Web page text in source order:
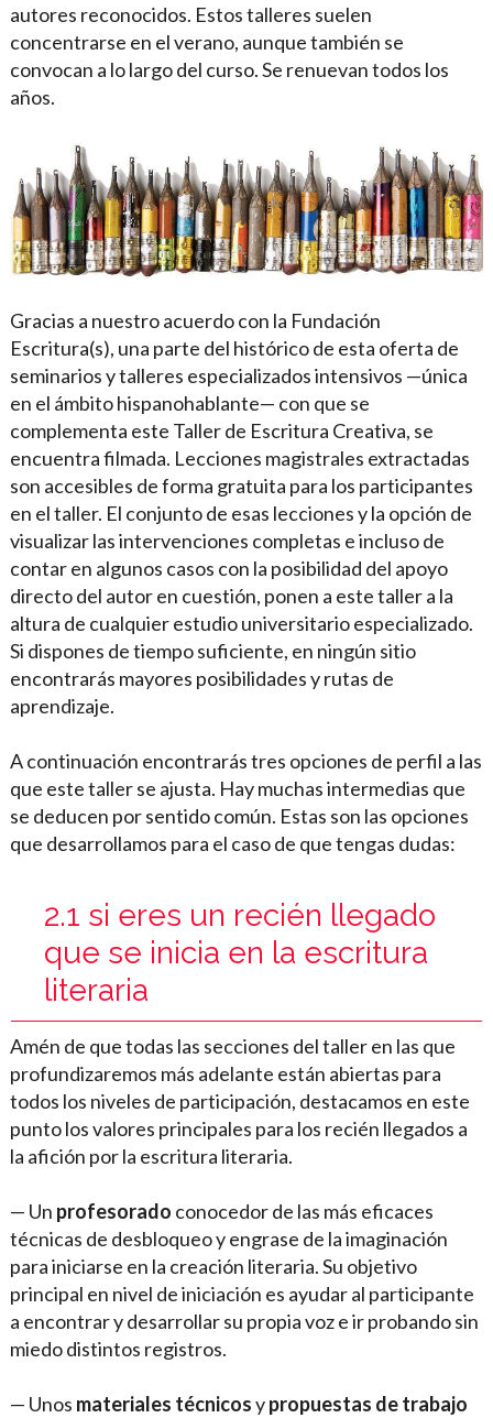
autores reconocidos. Estos talleres suelen
concentrarse en el verano, aunque también se
convocan a lo largo del curso. Se renuevan todos los
años.
Gracias a nuestro acuerdo con la Fundación
Escritura(s), una parte del histórico de esta oferta de
seminarios y talleres especializados intensivos —única
en el ámbito hispanohablante— con que se
complementa este Taller de Escritura Creativa, se
encuentra filmada. Lecciones magistrales extractadas
son accesibles de forma gratuita para los participantes
en el taller. El conjunto de esas lecciones y la opción de
visualizar las intervenciones completas e incluso de
contar en algunos casos con la posibilidad del apoyo
directo del autor en cuestión, ponen a este taller a la
altura de cualquier estudio universitario especializado.
Si dispones de tiempo suficiente, en ningún sitio
encontrarás mayores posibilidades y rutas de
aprendizaje.
A continuación encontrarás tres opciones de perfil a las
que este taller se ajusta. Hay muchas intermedias que
se deducen por sentido común. Estas son las opciones
que desarrollamos para el caso de que tengas dudas:
2.1 si eres un recién llegado
que se inicia en la escritura
literaria
Amén de que todas las secciones del taller en las que
profundizaremos más adelante están abiertas para
todos los niveles de participación, destacamos en este
punto los valores principales para los recién llegados a
la afición por la escritura literaria.
— Un profesorado conocedor de las más eficaces
técnicas de desbloqueo y engrase de la imaginación
para iniciarse en la creación literaria. Su objetivo
principal en nivel de iniciación es ayudar al participante
a encontrar y desarrollar su propia voz e ir probando sin
miedo distintos registros.
— Unos materiales técnicosypropuestas de trabajo